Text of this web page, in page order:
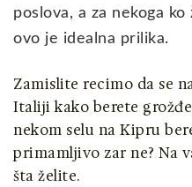
poslova, a za nekoga
ovo je idealna prilika.
Zamislite recimo da se
Italiji kako berete
nekom selu na Kipru
primamljivo zar ne? Na
šta želite.